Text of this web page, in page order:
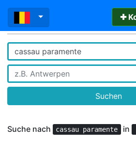
✚
Suchen
Suche nach cassau paramente in